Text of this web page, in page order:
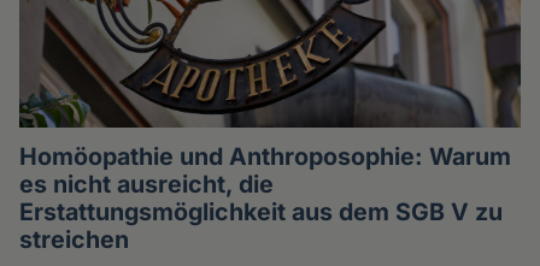
Homöopathie und Anthroposophie: Warum
es nicht ausreicht, die
Erstattungsmöglichkeit aus dem SGB V zu
streichen